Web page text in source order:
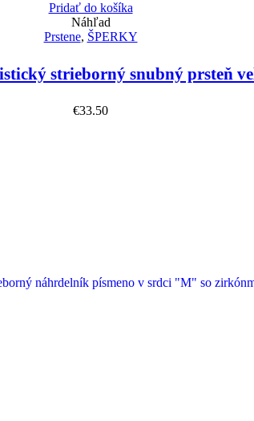
Pridať do košíka
Náhľad
Prstene, ŠPERKY
strieborný snubný prsteň
€33.50